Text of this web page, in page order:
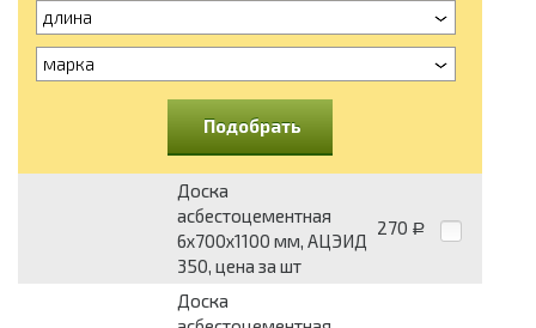
длина
марка
Подобрать
Доска
асбестоцементная
6x700x1100 мм, АЦЭИД
350, цена за шт
270 Р
Доска